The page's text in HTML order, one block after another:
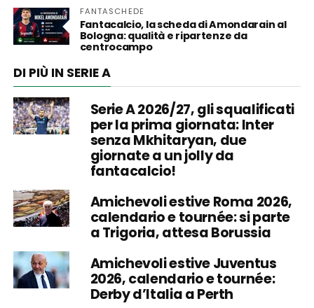
FANTASCHEDE
Fantacalcio, la scheda di Amondarain al
Bologna: qualità e ripartenze da
centrocampo
DI PIÙ IN SERIE A
Serie A 2026/27, gli squalificati
per la prima giornata: Inter
senza Mkhitaryan, due
giornate a un jolly da
fantacalcio!
Amichevoli estive Roma 2026,
calendario e tournée: si parte
a Trigoria, attesa Borussia
Amichevoli estive Juventus
2026, calendario e tournée:
Derby d’Italia a Perth